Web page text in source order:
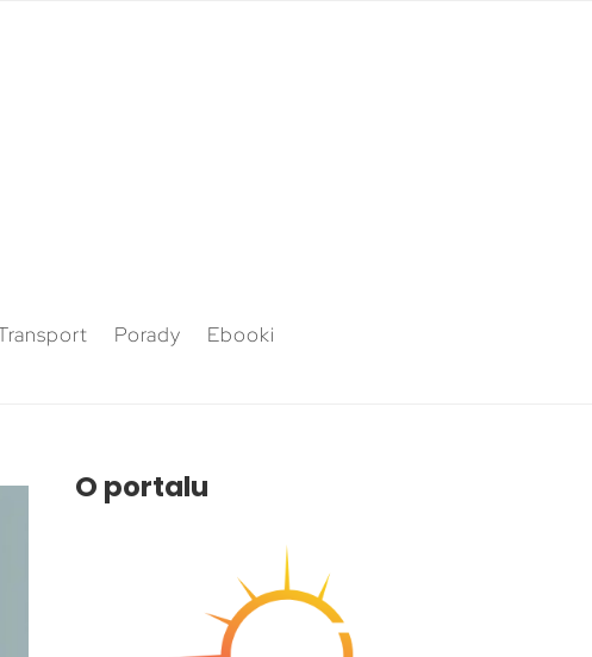
Porady Ebooki
O portalu